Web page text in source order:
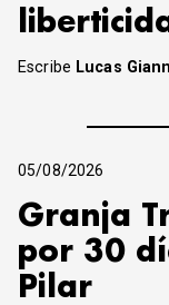
Escribe Lucas
05/08/2026
Granja
por 30
Pilar